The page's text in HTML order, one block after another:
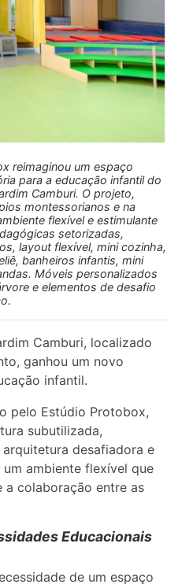
reimaginou um espaço
para a educação infantil do
Camburi. O projeto,
montessorianos e na
flexível e estimulante
setorizadas,
layout flexível, mini cozinha,
banheiros infantis, mini
Móveis personalizados
e elementos de desafio
Camburi, localizado
ganhou um novo
infantil.
pelo Estúdio Protobox,
subutilizada,
desafiadora e
ambiente flexível que
a colaboração entre as
Educacionais
de um espaço